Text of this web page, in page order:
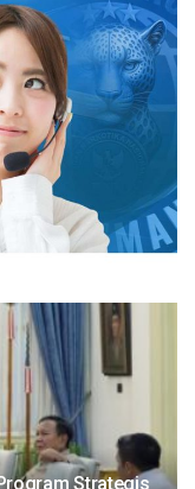
Strategis